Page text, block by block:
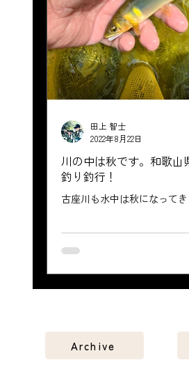
川の中は秋です。和歌山
釣り釣行！
古座川も水中は秋になってき
田上 智士
2022年8月22日
Archive